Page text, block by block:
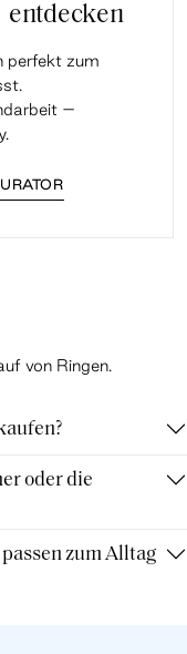
entdecken
perfekt zum
–
von Ringen.
oder die
zum Alltag